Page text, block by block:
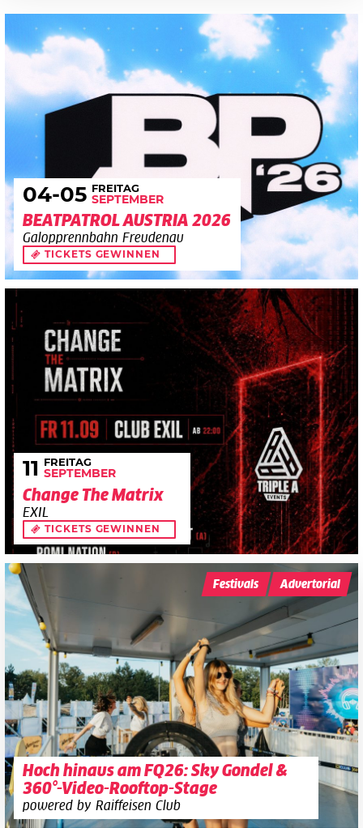
04-05 FREITAG
SEPTEMBER
BEATPATROL AUSTRIA 2026
Galopprennbahn Freudenau
TICKETS GEWINNEN
11 FREITAG
SEPTEMBER
Change The Matrix
EXIL
TICKETS GEWINNEN
Hoch hinaus am FQ26: Sky Gondel &
360°-Video-Rooftop-Stage
powered by Raiffeisen Club
Festivals Advertorial